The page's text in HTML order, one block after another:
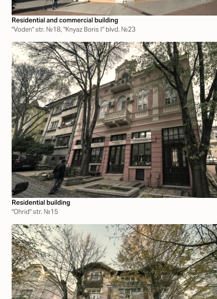
Residential and commercial building
"Voden" str. №18, "Knyaz Boris І" blvd. №23
Residential building
"Ohrid" str. №15